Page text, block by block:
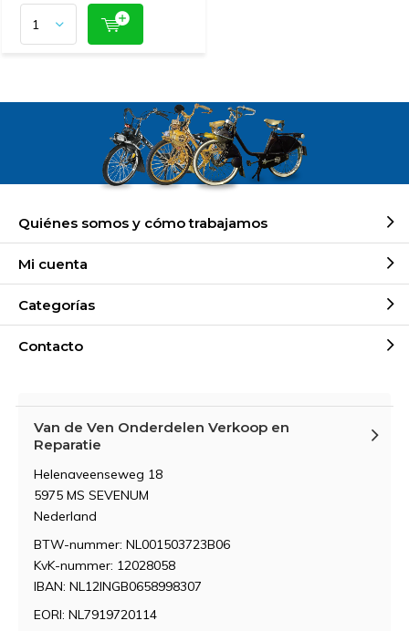
Quiénes somos y cómo trabajamos
Mi cuenta
Categorías
Contacto
Van de Ven Onderdelen Verkoop en
Reparatie
Helenaveenseweg 18
5975 MS SEVENUM
Nederland
BTW-nummer: NL001503723B06
KvK-nummer: 12028058
IBAN: NL12INGB0658998307
EORI: NL7919720114